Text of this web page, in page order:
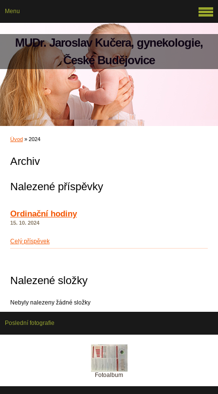
MUDr. Jaroslav Kučera, gynekologie,
České Budějovice
Úvod » 2024
Archiv
Nalezené příspěvky
Ordinační hodiny
15. 10. 2024
Celý příspěvek
Nalezené složky
Nebyly nalezeny žádné složky
Menu
Poslední fotografie
Fotoalbum